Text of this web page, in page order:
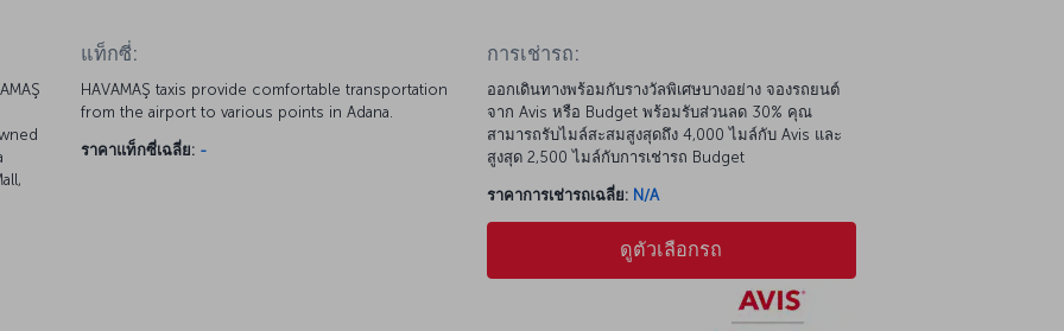
แท็กซี่:
HAVAMAŞ taxis provide comfortable transportation
from the airport to various points in Adana.
ราคาแท็กซี่เฉลี่ย: -
การเช่ารถ:
ออกเดินทางพร้อมกับรางวัลพิเศษบางอย่าง จองรถยนต์
จาก Avis หรือ Budget พร้อมรับส่วนลด 30% คุณ
สามารถรับไมล์สะสมสูงสุดถึง 4,000 ไมล์กับ Avis และ
สูงสุด 2,500 ไมล์กับการเช่ารถ Budget
ราคาการเช่ารถเฉลี่ย: N/A
ดูตัวเลือกรถ